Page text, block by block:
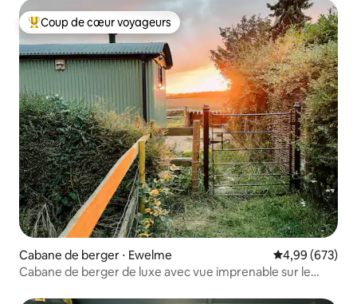
Coups de cœur voyageurs les plus appréciés
Coup de cœur voyageurs
Cabane de berger ⋅ Ewelme Évaluation
4,99 (673)
Cabane de berger de luxe avec vue imprenable sur le